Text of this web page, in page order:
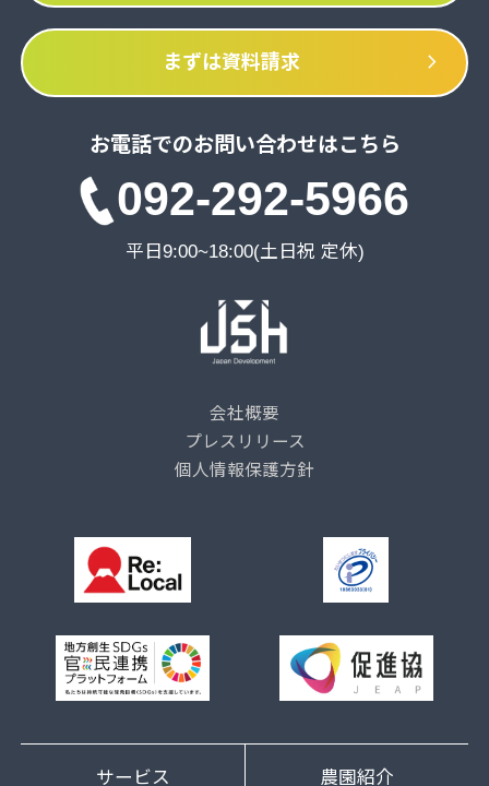
まずは資料請求 chevron_right
お電話でのお問い合わせはこちら
092-292-5966
平日9:00~18:00(土日祝 定休)
会社概要
プレスリリース
個人情報保護方針
サービス 農園紹介